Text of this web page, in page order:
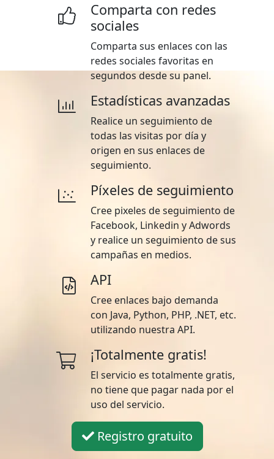
Comparta con redes
sociales
Comparta sus enlaces con las
redes sociales favoritas en
segundos desde su panel.
Estadísticas avanzadas
Realice un seguimiento de
todas las visitas por día y
origen en sus enlaces de
seguimiento.
Píxeles de seguimiento
Cree pixeles de seguimiento de
Facebook, Linkedin y Adwords
y realice un seguimiento de sus
campañas en medios.
API
Cree enlaces bajo demanda
con Java, Python, PHP, .NET, etc.
utilizando nuestra API.
¡Totalmente gratis!
El servicio es totalmente gratis,
no tiene que pagar nada por el
uso del servicio.
Registro gratuito